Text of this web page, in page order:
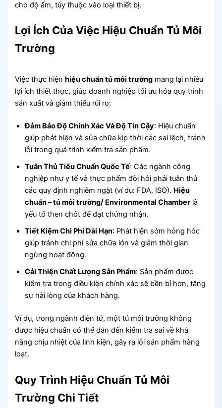
cho độ ẩm, tùy thuộc vào loại thiết bị.
Lợi Ích Của Việc Hiệu Chuẩn Tủ Môi
Trường
Việc thực hiệnhiệu chuẩn tủ môi trường mang lại nhiều
lợi ích thiết thực, giúp doanh nghiệp tối ưu hóa quy trình
sản xuất và giảm thiểu rủi ro:
Đảm Bảo Độ Chính Xác Và Độ Tin Cậy: Hiệu chuẩn
giúp phát hiện và sửa chữa kịp thời các sai lệch, tránh
lỗi trong quá trình kiểm tra sản phẩm.
Tuân Thủ Tiêu Chuẩn Quốc Tế: Các ngành công
nghiệp như y tế và thực phẩm đòi hỏi phải tuân thủ
các quy định nghiêm ngặt (ví dụ: FDA, ISO). Hiệu
chuẩn – tủ môi trường/ Environmental Chamber là
yếu tố then chốt để đạt chứng nhận.
Tiết Kiệm Chi Phí Dài Hạn: Phát hiện sớm hỏng hóc
giúp tránh chi phí sửa chữa lớn và giảm thời gian
ngừng hoạt động.
Cải Thiện Chất Lượng Sản Phẩm: Sản phẩm được
kiểm tra trong điều kiện chính xác sẽ bền bỉ hơn, tăng
sự hài lòng của khách hàng.
Ví dụ, trong ngành điện tử, một tủ môi trường không
được hiệu chuẩn có thể dẫn đến kiểm tra sai về khả
năng chịu nhiệt của linh kiện, gây ra lỗi sản phẩm hàng
loạt.
Quy Trình Hiệu Chuẩn Tủ Môi
Trường Chi Tiết